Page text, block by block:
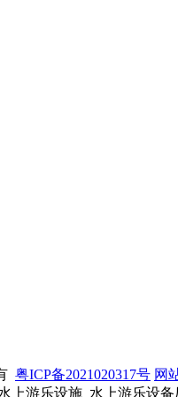
粤ICP备2021020317号 网
上游乐设施_水上游乐设